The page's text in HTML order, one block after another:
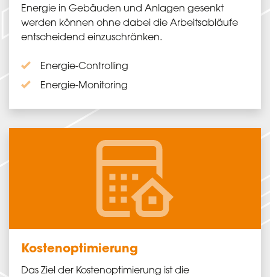
Energie in Gebäuden und Anlagen gesenkt
werden können ohne dabei die Arbeitsabläufe
entscheidend einzuschränken.
Energie-Controlling
Energie-Monitoring
Kosten­optimierung
Das Ziel der Kosten­optimierung ist die